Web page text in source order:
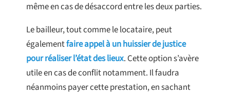
même en cas de désaccord entre les deux parties.
Le bailleur, tout comme le locataire, peut
égalementfaire appel à un huissier de justice
pour réaliser l’état des lieux. Cette option s’avère
utile en cas de conflit notamment. Il faudra
néanmoins payer cette prestation, en sachant